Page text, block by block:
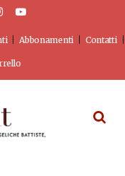
Abbonamenti Contatti